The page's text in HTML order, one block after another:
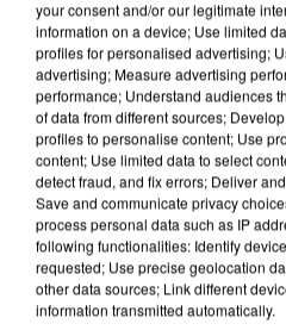
UNE TOURISTE DE L’OISE
your consent and/or our legitimate
information on a device; Use limited
profiles for personalised advertising;
advertising; Measure advertising
performance; Understand audiences
of data from different sources;
profiles to personalise content; Use
content; Use limited data to select
detect fraud, and fix errors; Deliver
Save and communicate privacy
process personal data such as IP
following functionalities: Identify
requested; Use precise geolocation
other data sources; Link different
information transmitted automatically.